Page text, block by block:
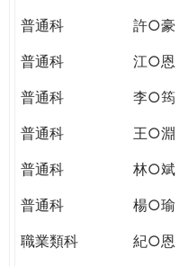
普通科
許○豪
普通科
江○恩
普通科
李○筠
普通科
王○淵
普通科
林○斌
普通科
楊○瑜
職業類科
紀○恩